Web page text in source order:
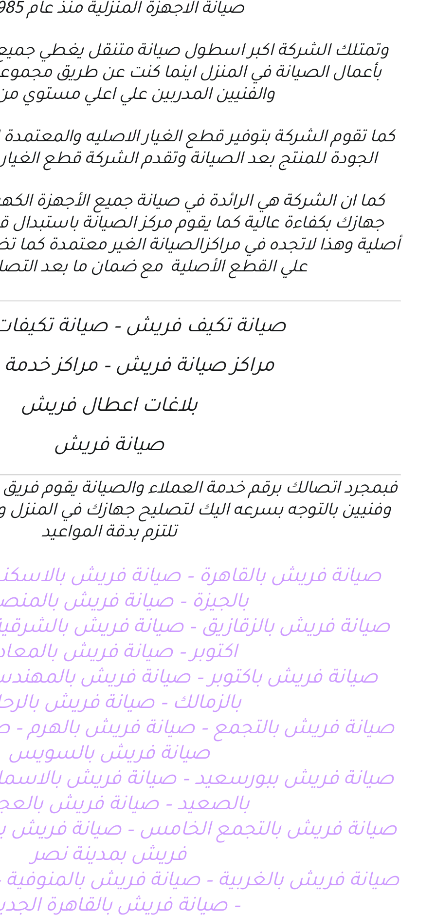
صيانة الاجهزة المنزلية منذ عام 1985 م
وتمتلك الشركة اكبر اسطول صيانة متنقل يغطي جميع
بأعمال الصيانة في المنزل اينما كنت عن طريق
والفنيين المدربين علي اعلي مستوي
كما تقوم الشركة بتوفير قطع الغيار الاصليه
الجودة للمنتج بعد الصيانة وتقدم الشركة قطع
كما ان الشركة هي الرائدة في صيانة جميع الأجهزة
جهازك بكفاءة عالية كما يقوم مركز الصيانة باستبدال
أصلية وهذا لاتجده في مراكزالصيانة الغير معتمدة
علي القطع الأصلية مع ضمان ما بعد
صيانة تكيف فريش –صيانة
مراكز صيانة فريش – مراكز
بلاغات اعطال فريش
صيانة فريش
فبمجرد اتصالك برقم خدمة العملاء والصيانة
وفنيين بالتوجه بسرعه اليك لتصليح جهازك في المنزل
تلتزم بدقة المواعيد
صيانة فريش بالقاهرة – صيانة فريش
بالجيزة – صيانة فريش
اكتوبر – صيانة فريش
صيانة فريش باكتوبر – صيانة فريش
بالزمالك – صيانة فريش
صيانة فريش بالتجمع – صيانة فريش بالهرم –
صيانة فريش بالسويس
صيانة فريش ببورسعيد – صيانة فريش
بالصعيد – صيانة فريش
صيانة فريش بالتجمع الخامس – صيانة فريش
فريش بمدينة نصر
صيانة فريش بالغربية – صيانة فريش
– صيانة فريش بالقاهرة